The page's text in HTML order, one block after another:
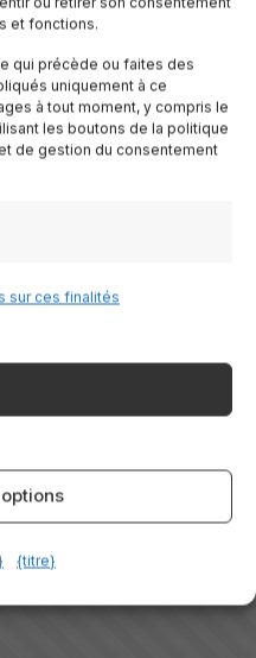
et fonctions.
qui précède ou faites des
uniquement à ce
à tout moment, y compris le
les boutons de la politique
de gestion du consentement
sur ces finalités
{titre}